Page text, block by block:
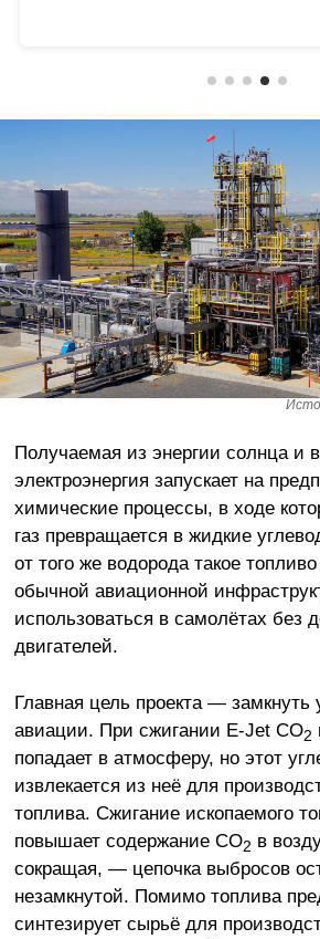
Получаемая из энергии солнца и
электроэнергия запускает на
химические процессы, в ходе
газ превращается в жидкие
от того же водорода такое
обычной авиационной
использоваться в самолётах без
двигателей.
Главная цель проекта — замкнуть
авиации. При сжигании E-Jet CO2
попадает в атмосферу, но этот
извлекается из неё для
топлива. Сжигание ископаемого
повышает содержание CO2 в
сокращая, — цепочка выбросов
незамкнутой. Помимо топлива
синтезирует сырьё для